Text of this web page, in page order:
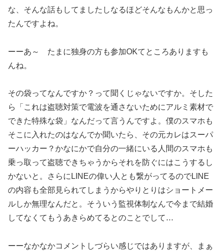
な、そんな話もしてましたしなるほどそんなもんかと思っ
たんですよね。
ーーあ～ たまに独身の方も参加OKてところありますも
んね。
その袋ってなんですか？って聞くじゃないですか。そした
ら「これは盗聴対策で電波を通さないためにアルミ素材で
できた特殊な袋」なんだって言うんですよ。僕のスマホも
そこに入れたのはなんでか聞いたら、その元カレはスーパ
ーハッカー？かなにかで自分の一緒にいる人間のスマホも
乗っ取って盗聴できちゃうからそれを防ぐにはこうするし
かないと。さらにLINEの偉い人とも繋がってるのでLINE
の内容も全部見られてしまうからやりとりはショートメー
ルしか無理なんだと。そういう監視体制なんで今まで結婚
してなくてもうあきらめてるとのことでして…
ーーなかなかコメントしづらい感じではありますが、まぁ